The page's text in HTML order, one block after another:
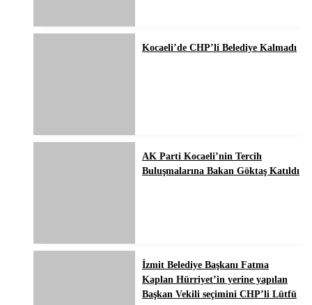
Kocaeli’de CHP’li Belediye Kalmadı
AK Parti Kocaeli’nin Tercih
Buluşmalarına Bakan Göktaş Katıldı
İzmit Belediye Başkanı Fatma
Kaplan Hürriyet’in yerine yapılan
Başkan Vekili seçimini CHP’li Lütfü